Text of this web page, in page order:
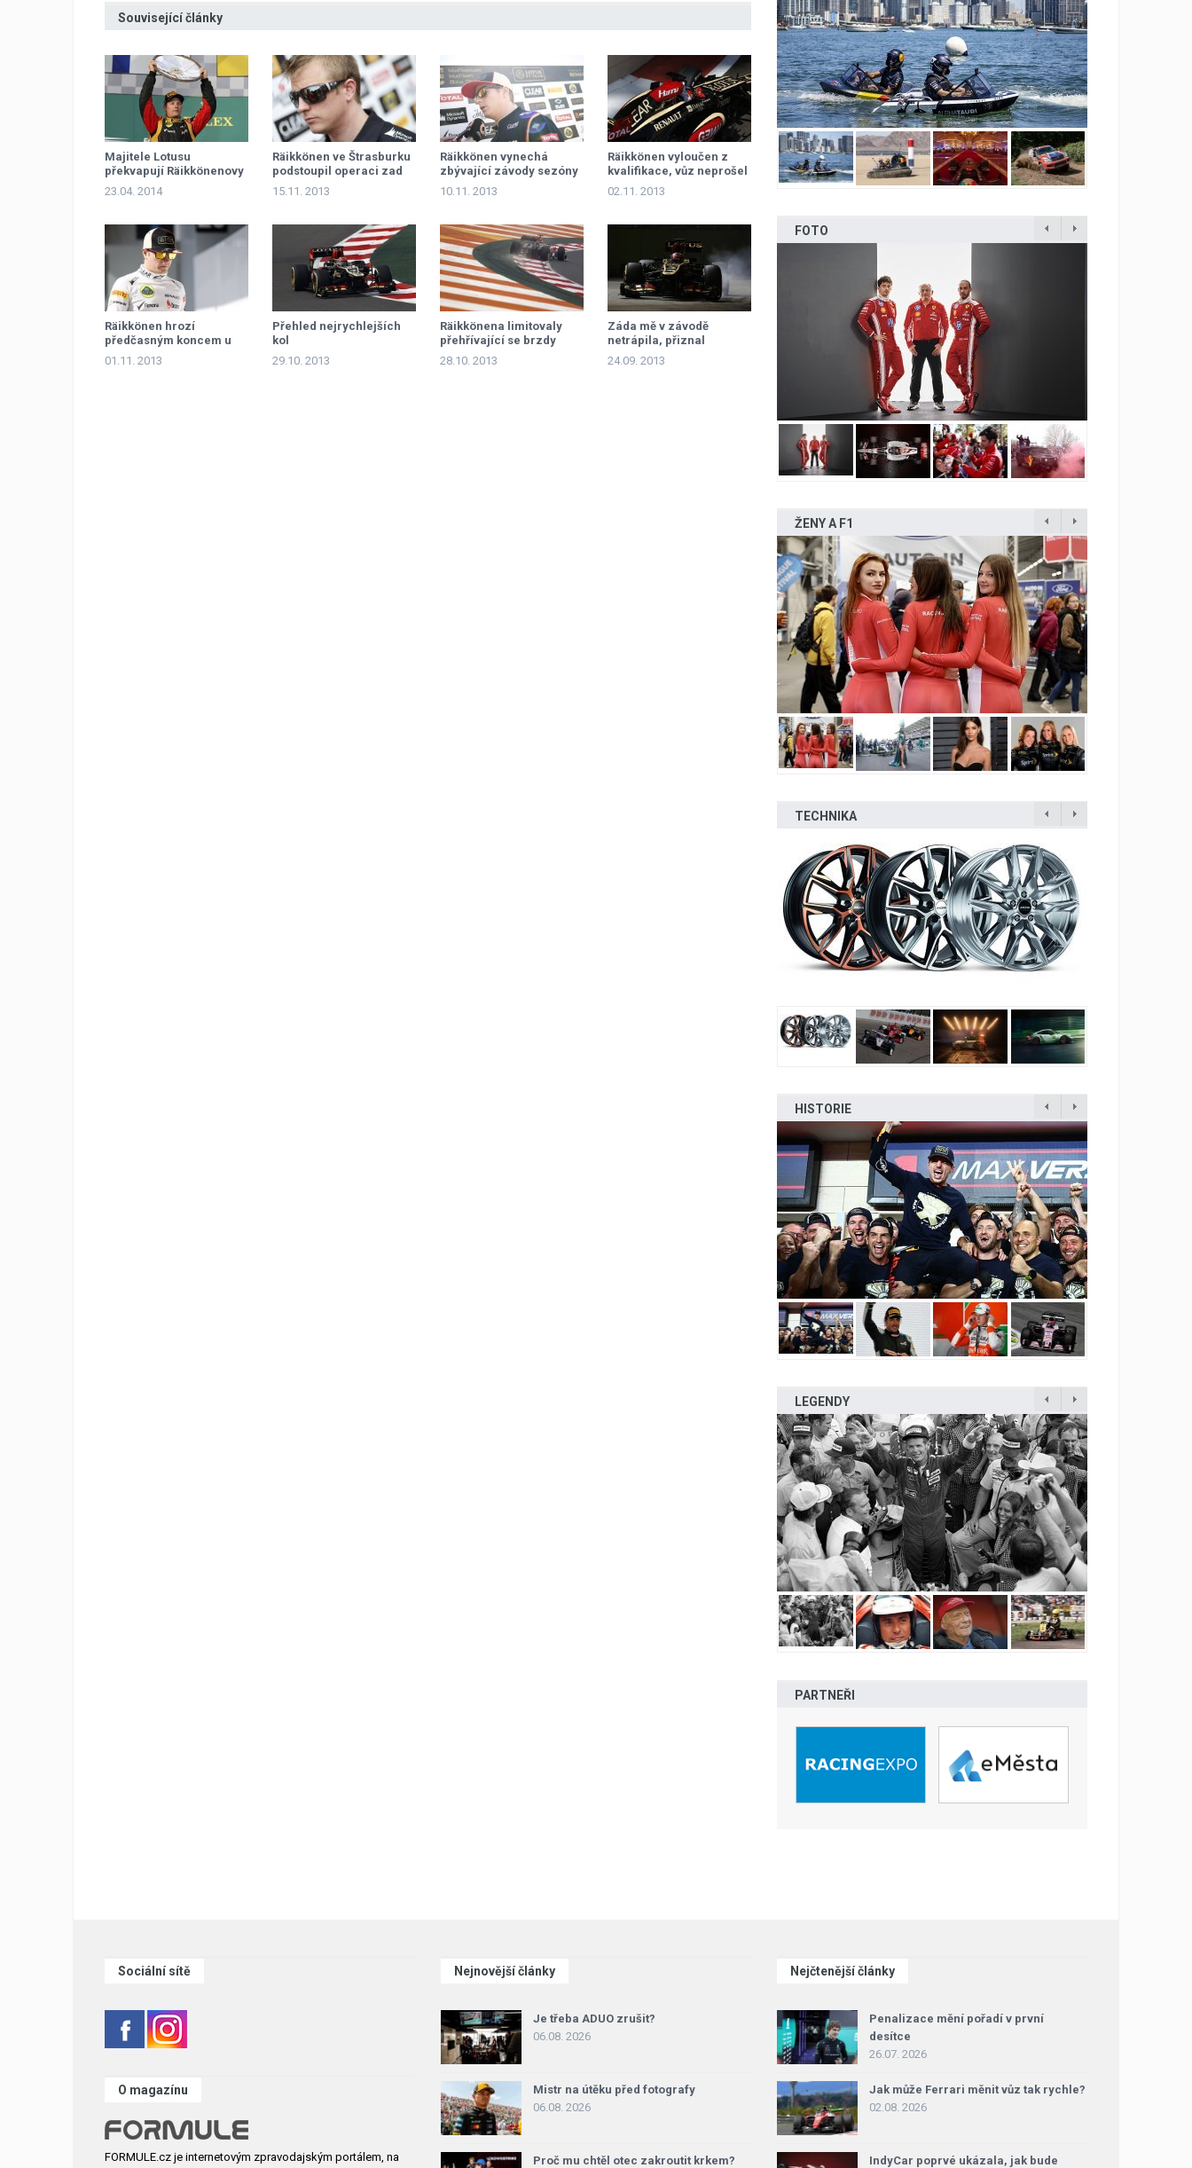
Související články
Majitele Lotusu
překvapují Räikkönenovy
problémy...
23.04. 2014
Räikkönen ve Štrasburku
podstoupil operaci zad
15.11. 2013
Räikkönen vynechá
zbývající závody sezóny
10.11. 2013
Räikkönen vyloučen z
kvalifikace, vůz neprošel
přejímkou
02.11. 2013
Räikkönen hrozí
předčasným koncem u
Lotusu
01.11. 2013
Přehled nejrychlejších
kol
29.10. 2013
Räikkönena limitovaly
přehřívající se brzdy
28.10. 2013
Záda mě v závodě
netrápila, přiznal
Räikkönen
24.09. 2013
FOTO
ŽENY A F1
TECHNIKA
HISTORIE
LEGENDY
PARTNEŘI
Sociální sítě
O magazínu
FORMULE.cz je internetovým zpravodajským portálem, na
Nejnovější články
Je třeba ADUO zrušit?
06.08. 2026
Mistr na útěku před fotografy
06.08. 2026
Proč mu chtěl otec zakroutit krkem?
Nejčtenější články
Penalizace mění pořadí v první
desítce
26.07. 2026
Jak může Ferrari měnit vůz tak rychle?
02.08. 2026
IndyCar poprvé ukázala, jak bude